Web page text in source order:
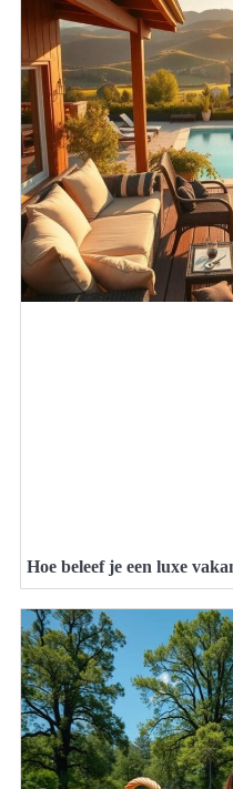
Hoe beleef je een luxe